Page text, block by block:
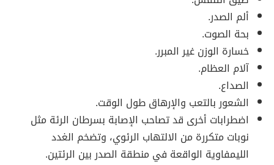
ألم الصدر.
بحة الصوت.
خسارة الوزن غير المبرر.
آلام العظام.
الصداع.
الشعور بالتعب والإرهاق طول الوقت.
اضطرابات أخرى قد تصاحب الإصابة بسرطان الرئة مثل
نوبات متكررة من الالتهاب الرئوي، وتضخم الغدد
الليمفاوية الواقعة في منطقة الصدر بين الرئتين.